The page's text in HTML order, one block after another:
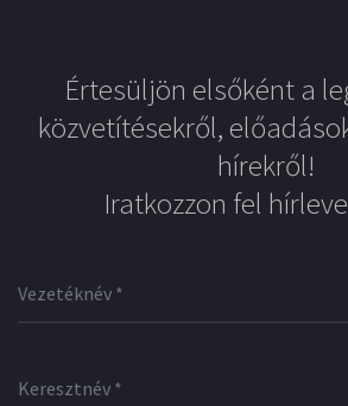
Értesüljön elsőként a
közvetítésekről,
hírekről!
Iratkozzon fel